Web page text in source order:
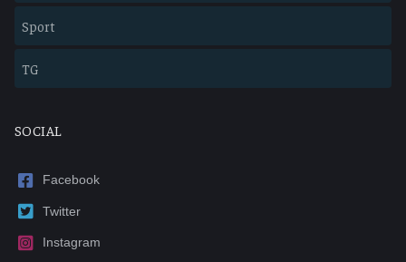
Sport
TG
SOCIAL
Facebook
Twitter
Instagram